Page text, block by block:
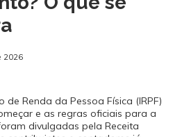
2026
Renda da Pessoa Física (IRPF)
e as regras oficiais para a
divulgadas pela Receita